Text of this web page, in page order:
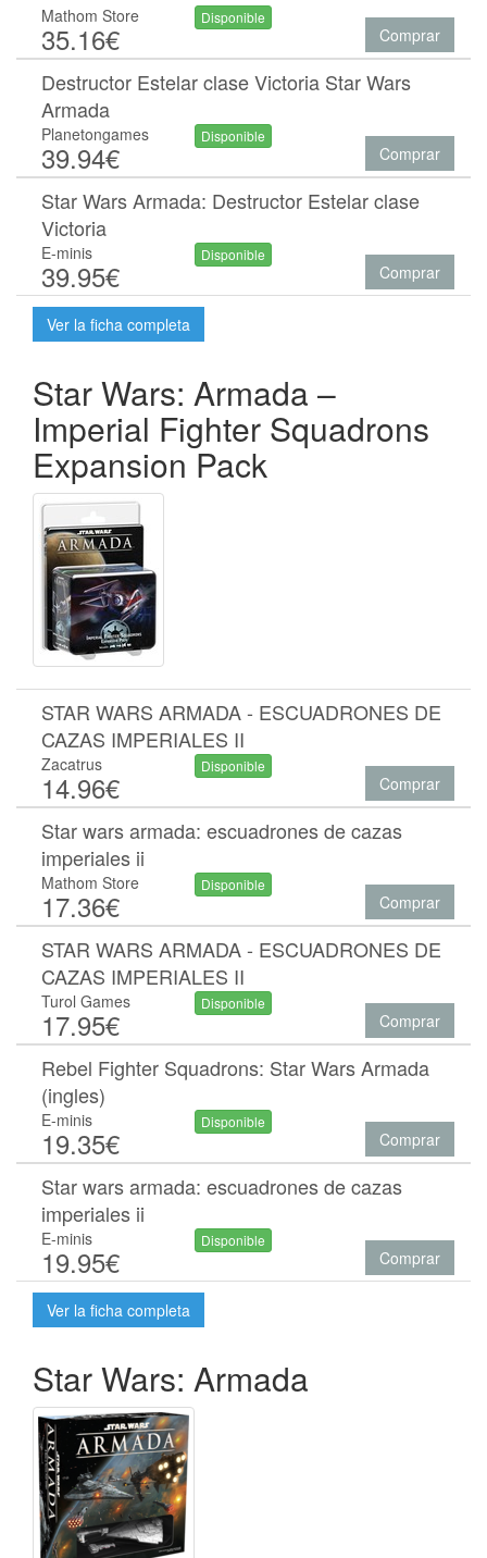
Mathom Store
35.16€
Disponible
Comprar
Destructor Estelar clase Victoria Star Wars
Armada
Planetongames
39.94€
Disponible
Comprar
Star Wars Armada: Destructor Estelar clase
Victoria
E-minis
39.95€
Disponible
Comprar
Ver la ficha completa
Star Wars: Armada –
Imperial Fighter Squadrons
Expansion Pack
STAR WARS ARMADA - ESCUADRONES DE
CAZAS IMPERIALES II
Zacatrus
14.96€
Disponible
Comprar
Star wars armada: escuadrones de cazas
imperiales ii
Mathom Store
17.36€
Disponible
Comprar
STAR WARS ARMADA - ESCUADRONES DE
CAZAS IMPERIALES II
Turol Games
17.95€
Disponible
Comprar
Rebel Fighter Squadrons: Star Wars Armada
(ingles)
E-minis
19.35€
Disponible
Comprar
Star wars armada: escuadrones de cazas
imperiales ii
E-minis
19.95€
Disponible
Comprar
Ver la ficha completa
Star Wars: Armada